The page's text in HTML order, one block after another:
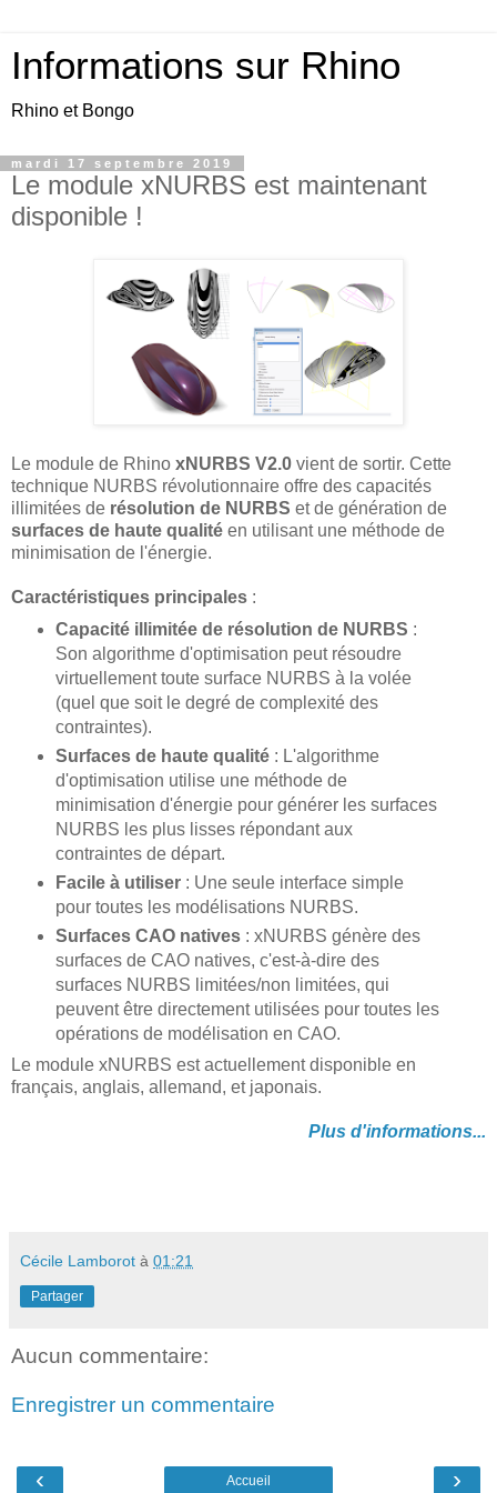
Informations sur Rhino
Rhino et Bongo
mardi 17 septembre 2019
Le module xNURBS est maintenant
disponible !
Le module de Rhino xNURBS V2.0 vient de sortir. Cette
technique NURBS révolutionnaire offre des capacités
illimitées de résolution de NURBS et de génération de
surfaces de haute qualité en utilisant une méthode de
minimisation de l'énergie.
Caractéristiques principales :
Capacité illimitée de résolution de NURBS :
Son algorithme d'optimisation peut résoudre
virtuellement toute surface NURBS à la volée
(quel que soit le degré de complexité des
contraintes).
Surfaces de haute qualité: L'algorithme
d'optimisation utilise une méthode de
minimisation d'énergie pour générer les surfaces
NURBS les plus lisses répondant aux
contraintes de départ.
Facile à utiliser: Une seule interface simple
pour toutes les modélisations NURBS.
Surfaces CAO natives: xNURBS génère des
surfaces de CAO natives, c'est-à-dire des
surfaces NURBS limitées/non limitées, qui
peuvent être directement utilisées pour toutes les
opérations de modélisation en CAO.
Le module xNURBS est actuellement disponible en
français, anglais, allemand, et japonais.
Plus d'informations...
Cécile Lamborot à 01:21
Partager
Aucun commentaire:
Enregistrer un commentaire
‹ ›
Accueil